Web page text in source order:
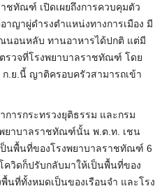
ชทัณฑ์ เปิดเผยถึงการควบคุมตัว
ญาผู่ดำรงตำแหน่งทางการเมือง มี
นอนหลับ ทานอาหารได้ปกติ แต่มี
รวจที่โรงพยาบาลราชทัณฑ์ โดย
.ย.นี้ ญาติครอบครัวสามารถเข้า
ารกระทรวงยุติธรรม และกรม
ยาบาลราชทัณฑ์นั้น พ.ต.ท. เชน
ป็นพื้นที่ของโรงพยาบาลราชทัณฑ์ 6
วิดก็ปรับกลับมาให้เป็นพื้นที่ของ
นที่ทั้งหมดเป็นของเรือนจำ และโรง